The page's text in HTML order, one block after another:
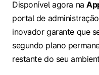
Disponível agora na
portal de
inovador garante que
segundo plano
restante do seu